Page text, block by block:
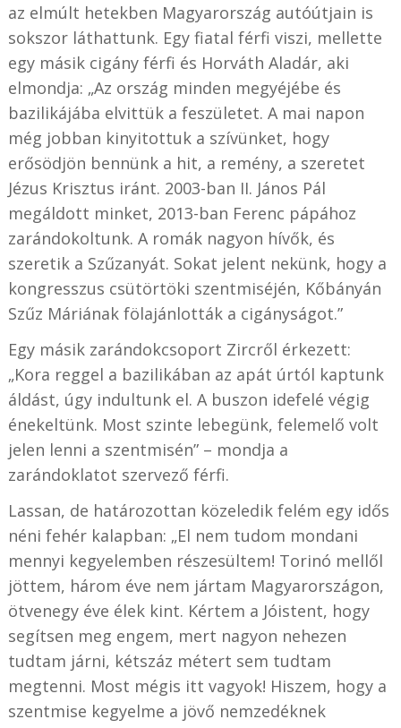
az elmúlt hetekben Magyarország autóútjain is
sokszor láthattunk. Egy fiatal férfi viszi, mellette
egy másik cigány férfi és Horváth Aladár, aki
elmondja: „Az ország minden megyéjébe és
bazilikájába elvittük a feszületet. A mai napon
még jobban kinyitottuk a szívünket, hogy
erősödjön bennünk a hit, a remény, a szeretet
Jézus Krisztus iránt. 2003-ban II. János Pál
megáldott minket, 2013-ban Ferenc pápához
zarándokoltunk. A romák nagyon hívők, és
szeretik a Szűzanyát. Sokat jelent nekünk, hogy a
kongresszus csütörtöki szentmiséjén, Kőbányán
Szűz Máriának fölajánlották a cigányságot.”
Egy másik zarándokcsoport Zircről érkezett:
„Kora reggel a bazilikában az apát úrtól kaptunk
áldást, úgy indultunk el. A buszon idefelé végig
énekeltünk. Most szinte lebegünk, felemelő volt
jelen lenni a szentmisén” – mondja a
zarándoklatot szervező férfi.
Lassan, de határozottan közeledik felém egy idős
néni fehér kalapban: „El nem tudom mondani
mennyi kegyelemben részesültem! Torinó mellől
jöttem, három éve nem jártam Magyarországon,
ötvenegy éve élek kint. Kértem a Jóistent, hogy
segítsen meg engem, mert nagyon nehezen
tudtam járni, kétszáz métert sem tudtam
megtenni. Most mégis itt vagyok! Hiszem, hogy a
szentmise kegyelme a jövő nemzedéknek